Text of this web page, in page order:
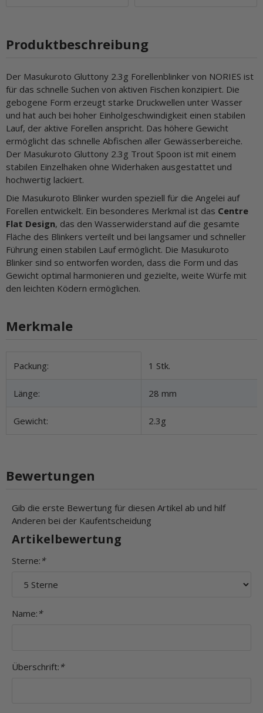
Produktbeschreibung
Der Masukuroto Gluttony 2.3g Forellenblinker von NORIES ist
für das schnelle Suchen von aktiven Fischen konzipiert. Die
gebogene Form erzeugt starke Druckwellen unter Wasser
und hat auch bei hoher Einholgeschwindigkeit einen stabilen
Lauf, der aktive Forellen anspricht. Das höhere Gewicht
ermöglicht das schnelle Abfischen aller Gewässerbereiche.
Der Masukuroto Gluttony 2.3g Trout Spoon ist mit einem
stabilen Einzelhaken ohne Widerhaken ausgestattet und
hochwertig lackiert.
Die Masukuroto Blinker wurden speziell für die Angelei auf
Forellen entwickelt. Ein besonderes Merkmal ist das Centre
Flat Design, das den Wasserwiderstand auf die gesamte
Fläche des Blinkers verteilt und bei langsamer und schneller
Führung einen stabilen Lauf ermöglicht. Die Masukuroto
Blinker sind so entworfen worden, dass die Form und das
Gewicht optimal harmonieren und gezielte, weite Würfe mit
den leichten Ködern ermöglichen.
Merkmale
Produkteigenschaft
Wert
Packung: 1 Stk.
Länge: 28 mm
Gewicht: 2.3g
Bewertungen
Gib die erste Bewertung für diesen Artikel ab und hilf
Anderen bei der Kaufentscheidung
Artikelbewertung
Sterne: *
Name: *
Überschrift: *